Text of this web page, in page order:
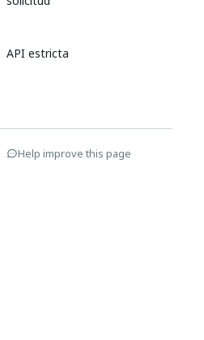
API estricta
Help improve this page